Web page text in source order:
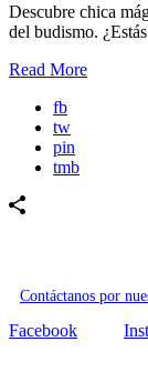
Descubre chica
del budismo.
Read More
fb
tw
pin
tmb
Contáctanos por
Facebook